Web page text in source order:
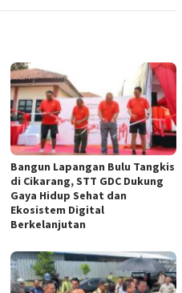
Bangun Lapangan Bulu Tangkis
di Cikarang, STT GDC Dukung
Gaya Hidup Sehat dan
Ekosistem Digital
Berkelanjutan